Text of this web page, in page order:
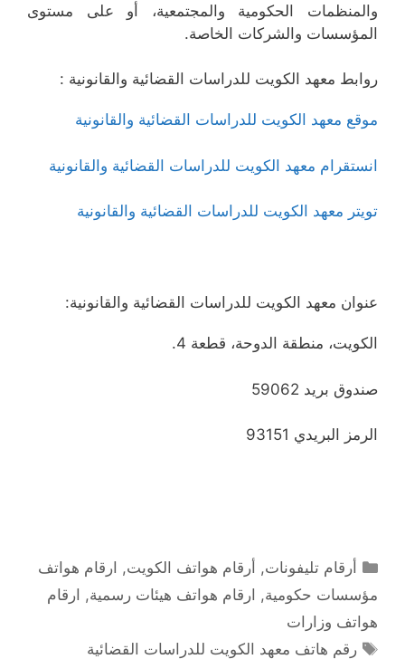
والمنظمات الحكومية والمجتمعية، أو على مستوى
المؤسسات والشركات الخاصة.
روابط معهد الكويت للدراسات القضائية والقانونية :
موقع معهد الكويت للدراسات القضائية والقانونية
انستقرام معهد الكويت للدراسات القضائية والقانونية
تويتر معهد الكويت للدراسات القضائية والقانونية
عنوان معهد الكويت للدراسات القضائية والقانونية:
الكويت، منطقة الدوحة، قطعة 4.
صندوق بريد 59062
الرمز البريدي 93151
التصنيفات
أرقام تليفونات, أرقام هواتف الكويت, ارقام هواتف
مؤسسات حكومية, ارقام هواتف هيئات رسمية, ارقام
هواتف وزارات
الوسوم
رقم هاتف معهد الكويت للدراسات القضائية